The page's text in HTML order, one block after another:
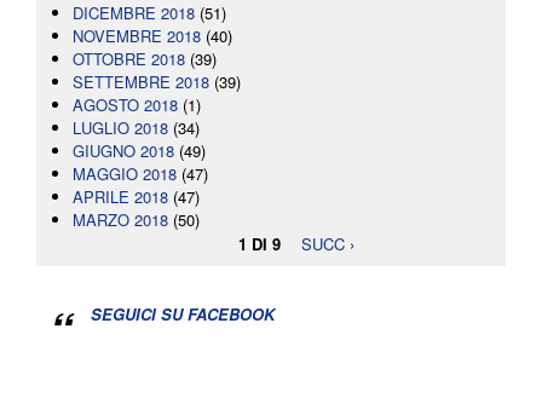
DICEMBRE 2018 (51)
NOVEMBRE 2018 (40)
OTTOBRE 2018 (39)
SETTEMBRE 2018 (39)
AGOSTO 2018 (1)
LUGLIO 2018 (34)
GIUGNO 2018 (49)
MAGGIO 2018 (47)
APRILE 2018 (47)
MARZO 2018 (50)
1 DI 9
SUCC ›
SEGUICI SU FACEBOOK